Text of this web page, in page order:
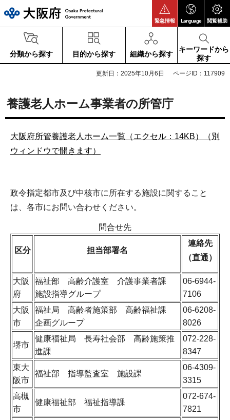
緊急情報 Language 閲覧補助
分類から探す 目的から探す 組織から探す
キーワードから
探す
更新日：2025年10月6日 ページID：117909
養護老人ホーム事業者の所管庁
大阪府所管養護老人ホーム一覧（エクセル：14KB）（別
ウィンドウで開きます）
政令指定都市及び中核市に所在する施設に関すること
は、各市にお問い合わせください。
問合せ先
区分 担当部署名
連絡先
（直通）
大阪
府
福祉部 高齢介護室 介護事業者課
施設指導グループ
06-6944-
7106
大阪
市
福祉局 高齢者施策部 高齢福祉課
企画グループ
06-6208-
8026
堺市
健康福祉局 長寿社会部 高齢施策推
進課
072-228-
8347
東大
阪市
福祉部 指導監査室 施設課
06-4309-
3315
高槻
市
健康福祉部 福祉指導課
072-674-
7821